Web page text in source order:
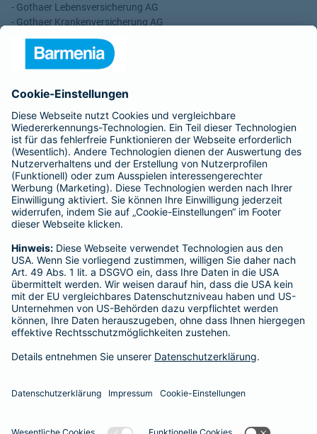
- Gothaer Lebensversicherung AG
- Gothaer Krankenversicherung AG
- ROLAND Rechtsschutz-Versicherungs-AG
- ROLAND Schutzbrief-Versicherung AG
Vergütungen, die in der zu entrichtenden Versicherungsprämie
enthalten sind.
Schlichtungsstellen
Für Lebens- und Sachversicherungen:
Verein Versicherungsombudsmann eV,
Postfach 080632, 10006 Berlin
Für private Krankenversicherungen:
Ombudsmann für private Kranken- / Pflege-Versicherungen,
Postfach 060222, 10052 Berlin
Impressum
Barmenia Versicherung - Lukas Aksu
Brunhildenstr. 31
Tel. 0160 98989655